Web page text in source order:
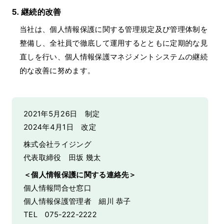
継続的改善
当社は、個人情報保護に関する管理規定及び管理体制を
整備し、全社員で徹底して運用するとともに定期的な見
直しを行い、個人情報保護マネジメントシステムの継続
的な改善に努めます。
2021年5月26日 制定
2024年4月1日 改定
株式会社ライジング
代表取締役 田坂 幾太
＜個人情報保護に関する連絡先＞
個人情報問合せ窓口
個人情報保護管理者 細川 恭子
TEL 075-222-2222